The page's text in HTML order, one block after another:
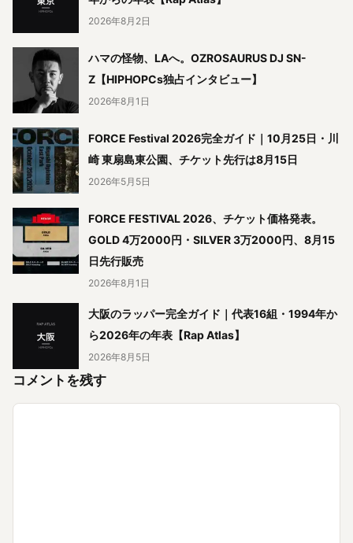
2026年8月2日
ハマの怪物、LAへ。OZROSAURUS DJ SN-
Z【HIPHOPCs独占インタビュー】
2026年8月1日
FORCE Festival 2026完全ガイド｜10月25日・川
崎 東扇島東公園、チケット先行は8月15日
2026年5月5日
FORCE FESTIVAL 2026、チケット価格発表。
GOLD 4万2000円・SILVER 3万2000円、8月15
日先行販売
2026年8月1日
大阪のラッパー完全ガイド｜代表16組・1994年か
ら2026年の年表【Rap Atlas】
2026年8月5日
コメントを残す